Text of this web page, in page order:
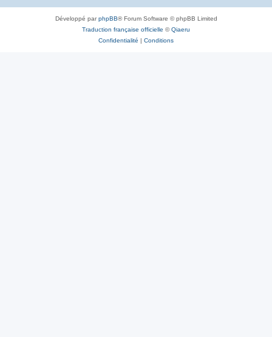
Développé parphpBB® Forum Software © phpBB Limited
Traduction française officielle ©Qiaeru
Confidentialité | Conditions